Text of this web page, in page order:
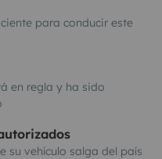
para conducir este
en regla y ha sido
su vehículo salga del país